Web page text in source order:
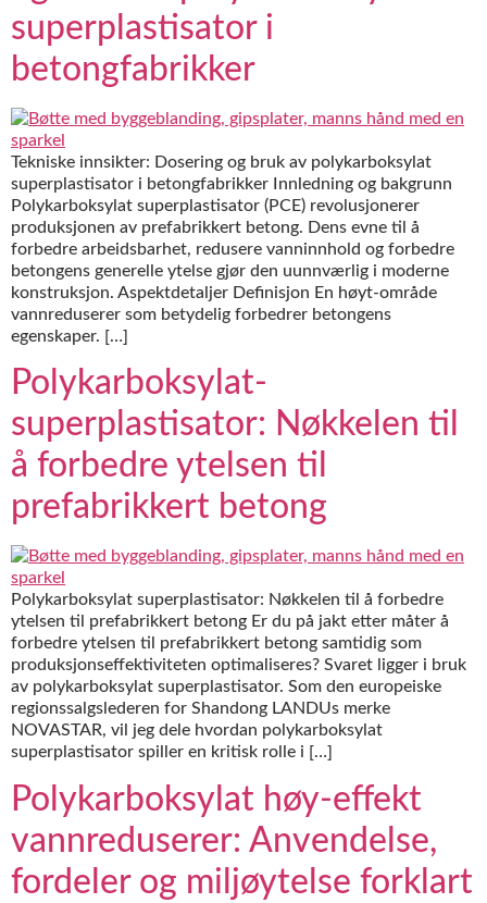
superplastisator i
betongfabrikker
Tekniske innsikter: Dosering og bruk av polykarboksylat
superplastisator i betongfabrikker Innledning og bakgrunn
Polykarboksylat superplastisator (PCE) revolusjonerer
produksjonen av prefabrikkert betong. Dens evne til å
forbedre arbeidsbarhet, redusere vanninnhold og forbedre
betongens generelle ytelse gjør den uunnværlig i moderne
konstruksjon. Aspektdetaljer Definisjon En høyt-område
vannreduserer som betydelig forbedrer betongens
egenskaper. […]
Polykarboksylat-
superplastisator: Nøkkelen til
å forbedre ytelsen til
prefabrikkert betong
Polykarboksylat superplastisator: Nøkkelen til å forbedre
ytelsen til prefabrikkert betong Er du på jakt etter måter å
forbedre ytelsen til prefabrikkert betong samtidig som
produksjonseffektiviteten optimaliseres? Svaret ligger i bruk
av polykarboksylat superplastisator. Som den europeiske
regionssalgslederen for Shandong LANDUs merke
NOVASTAR, vil jeg dele hvordan polykarboksylat
superplastisator spiller en kritisk rolle i […]
Polykarboksylat høy-effekt
vannreduserer: Anvendelse,
fordeler og miljøytelse forklart